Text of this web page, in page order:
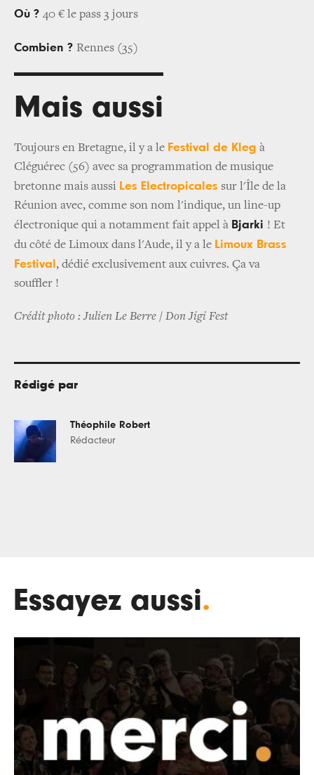
Où ? 40 € le pass 3 jours
Combien ? Rennes (35)
Mais aussi
Toujours en Bretagne, il y a le Festival de Kleg à
Cléguérec (56) avec sa programmation de musique
bretonne mais aussi Les Electropicales sur l'Île de la
Réunion avec, comme son nom l'indique, un line-up
électronique qui a notamment fait appel à Bjarki ! Et
du côté de Limoux dans l'Aude, il y a le Limoux Brass
Festival , dédié exclusivement aux cuivres. Ça va
souffler !
Crédit photo : Julien Le Berre / Don Jigi Fest
Rédigé par
Théophile Robert
Rédacteur
Essayez aussi.